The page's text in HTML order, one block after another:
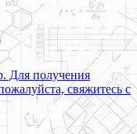
Для получения
свяжитесь с